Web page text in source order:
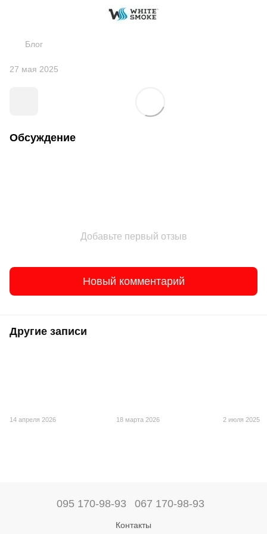
Блог
27 мая 2025
Обсуждение
Добавьте первый отзыв
Новый комментарий
Другие записи
14 апреля 2026 18 марта 2026 2 июля 2025
095 170-98-93 067 170-98-93
Контакты